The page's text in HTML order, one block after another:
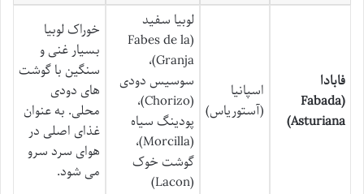
فابادا
(Fabada
Asturiana)
اسپانیا
(آستوریاس)
لوبیا سفید
(Fabes de la
Granja)،
سوسیس دودی
(Chorizo)،
پودینگ سیاه
(Morcilla)،
گوشت خوک
(Lacon)
خوراک لوبیا
بسیار غنی و
سنگین با گوشت
های دودی
محلی. به عنوان
غذای اصلی در
هوای سرد سرو
می شود.